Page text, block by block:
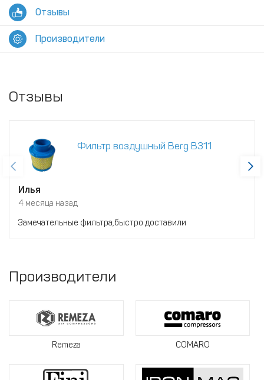
Отзывы
Производители
Отзывы
Фильтр воздушный Berg В311
Илья
4 месяца назад
Замечательные фильтра,быстро доставили
Производители
Remeza COMARO